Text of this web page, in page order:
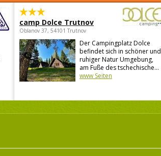
camp Dolce Trutnov
Oblanov 37, 54101 Trutnov
Der Campingplatz Dolce
befindet sich in schöner und
ruhiger Natur Umgebung,
am Fuße des tschechische...
www Seiten